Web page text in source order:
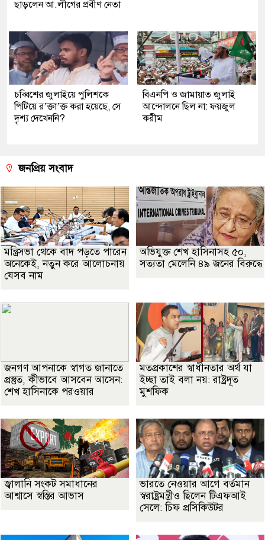
ছাড়লেন আ.লীগের প্রবীণ নেতা
চব্বিশের জুলাইয়ে পুলিশকে
পিটিয়ে র’ক্তা’ক্ত করা হয়েছে, সে
দৃশ্য দেখেননি?
বিএনপি ও জামায়াত জুলাই
আন্দোলনে ছিল না: ফয়জুল
করীম
জনপ্রিয় সংবাদ
মন্ত্রিসভা থেকে বাদ পড়তে পারেন
অনেকেই, নতুন করে আলোচনায়
যেসব নাম
অভিযুক্ত শেখ হাসিনাসহ ৫০,
সত্যতা মেলেনি ৪৯ জনের বিরুদ্ধে
জনগণ আপনাকে স্বাগত জানাতে
প্রস্তুত, কীভাবে আসবেন আসেন:
শেখ হাসিনাকে পরওয়ার
মতপ্রকাশের স্বাধীনতার অর্থ যা
ইচ্ছা তাই বলা নয়: রাষ্ট্রদূত
মুশফিক
জ্বালানি সংকট সমাধানের
আশ্বাসে স্বস্তির আভাস
ভারতে নেওয়ার আগে বর্তমান
স্বরাষ্ট্রমন্ত্রীও ছিলেন টিএফআই
সেলে: চিফ প্রসিকিউটর